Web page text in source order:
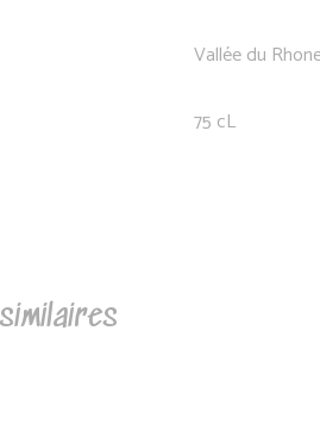
Vallée du
75 cL